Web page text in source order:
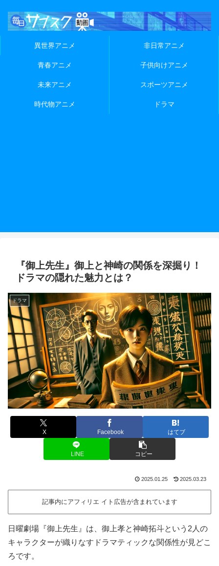
異世界アニメ 非日常アニメ
青春アニメ 子供向けアニメ
未来アニメ スポーツアニメ
時代物アニメ ドラマ
『御上先生』御上と神崎の関係を深掘り！
ドラマの隠れた魅力とは？
ドラマ
X Facebook はてブ
LINE コピー
2025.01.25 2025.03.23
記事内にアフィリエ イト広告が含まれています
日曜劇場『御上先生』は、御上孝と神崎拓斗という2人の
キャラクターが織りなすドラマティックな関係性が見どこ
ろです。